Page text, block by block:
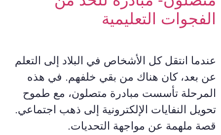
الفجوات التعليمية
عندما انتقل كل الأشخاص في البلاد إلى التعلم
عن بعد، كان هناك من بقي خلفهم. في هذه
المرحلة تأسست مبادرة متصلون، مع طموح
تحويل النفايات الإلكترونية إلى ذهب اجتماعي.
قصة ملهمة عن مواجهة التحديات.